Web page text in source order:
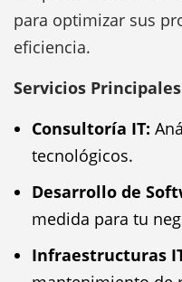
para optimizar sus
eficiencia.
Servicios
Consultoría IT:
tecnológicos.
Desarrollo de
medida para tu
Infraestructuras